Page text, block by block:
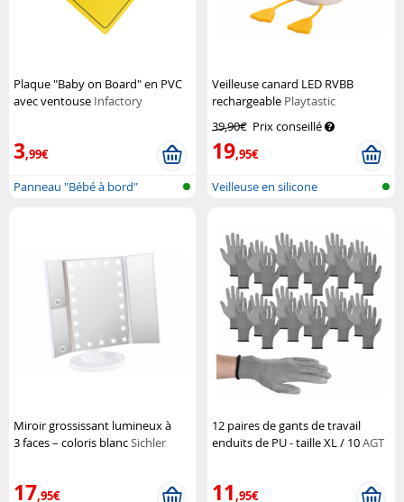
Plaque "Baby on Board" en PVC
avec ventouse Infactory
3,99€
Panneau "Bébé à bord"
Veilleuse canard LED RVBB
rechargeable Playtastic
39,90€ Prix conseillé
19,95€
Veilleuse en silicone
Miroir grossissant lumineux à
3 faces – coloris blancSichler
17,95€
12 paires de gants de travail
enduits de PU - taille XL / 10AGT
11,95€